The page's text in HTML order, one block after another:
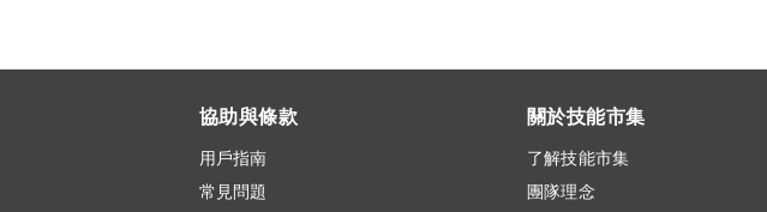
協助與條款
用戶指南
常見問題
關於技能市集
了解技能市集
團隊理念